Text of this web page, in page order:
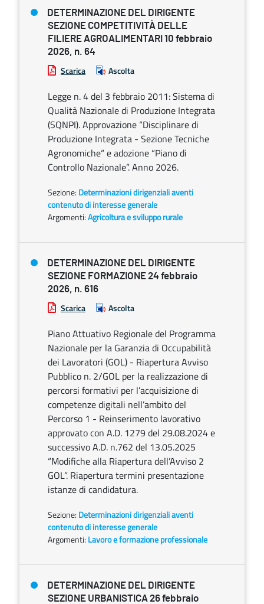
DETERMINAZIONE DEL DIRIGENTE
SEZIONE COMPETITIVITÀ DELLE
FILIERE AGROALIMENTARI 10 febbraio
2026, n. 64
Scarica Ascolta
Legge n. 4 del 3 febbraio 2011: Sistema di
Qualità Nazionale di Produzione Integrata
(SQNPI). Approvazione “Disciplinare di
Produzione Integrata - Sezione Tecniche
Agronomiche“ e adozione “Piano di
Controllo Nazionale”. Anno 2026.
Sezione: Determinazioni dirigenziali aventi
contenuto di interesse generale
Argomenti:Agricoltura e sviluppo rurale
DETERMINAZIONE DEL DIRIGENTE
SEZIONE FORMAZIONE 24 febbraio
2026, n. 616
Scarica Ascolta
Piano Attuativo Regionale del Programma
Nazionale per la Garanzia di Occupabilità
dei Lavoratori (GOL) - Riapertura Avviso
Pubblico n. 2/GOL per la realizzazione di
percorsi formativi per l’acquisizione di
competenze digitali nell’ambito del
Percorso 1 - Reinserimento lavorativo
approvato con A.D. 1279 del 29.08.2024 e
successivo A.D. n.762 del 13.05.2025
“Modifiche alla Riapertura dell’Avviso 2
GOL”. Riapertura termini presentazione
istanze di candidatura.
Sezione: Determinazioni dirigenziali aventi
contenuto di interesse generale
Argomenti: Lavoro e formazione professionale
DETERMINAZIONE DEL DIRIGENTE
SEZIONE URBANISTICA 26 febbraio